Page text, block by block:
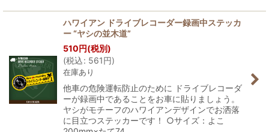
ハワイアン ドライブレコーダー録画中ステッカ
ー “ヤシの並木道”
510円(税別)
(税込: 561円)
在庫あり
他車の危険運転防止のために ドライブレコーダ
ーが録画中であることをお車に貼りましょう。
ヤシがモチーフのハワイアンデザインでお洒落
に目立つステッカーです！ ○サイズ：よこ